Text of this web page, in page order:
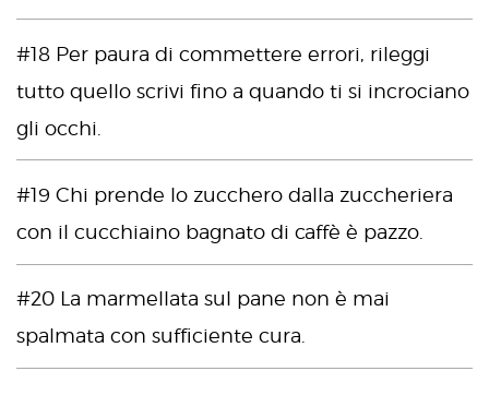
#18 Per paura di commettere errori, rileggi
tutto quello scrivi fino a quando ti si incrociano
gli occhi.
#19 Chi prende lo zucchero dalla zuccheriera
con il cucchiaino bagnato di caffè è pazzo.
#20 La marmellata sul pane non è mai
spalmata con sufficiente cura.